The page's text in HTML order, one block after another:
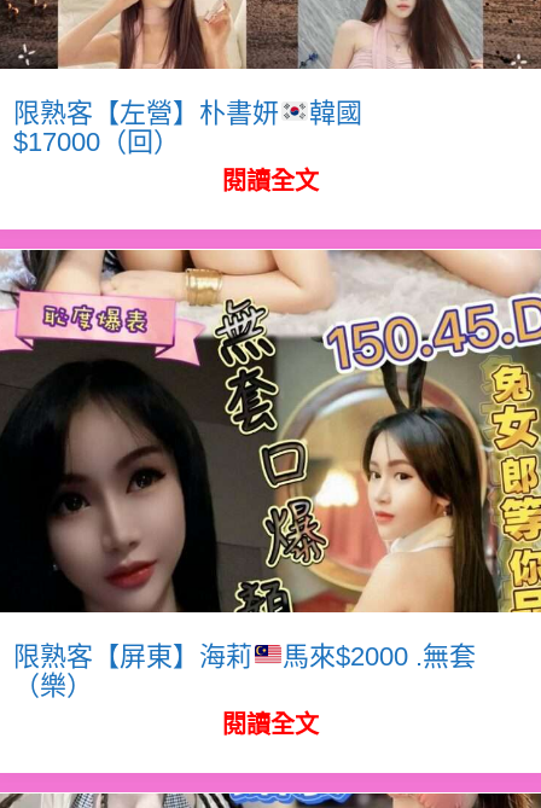
限熟客【左營】朴書妍
韓國
$17000（回）
閱讀全文
限熟客【屏東】海莉
馬來$2000 .無套
（樂）
閱讀全文